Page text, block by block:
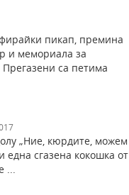
пикап, премина
и мемориала за
са петима
„Ние, кюрдите, можем
една сгазена кокошка от
...